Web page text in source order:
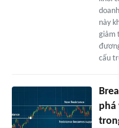
này
giảm
cấu
phá